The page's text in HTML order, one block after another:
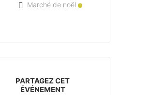
Marché de noël
PARTAGEZ CET
ÉVÉNEMENT